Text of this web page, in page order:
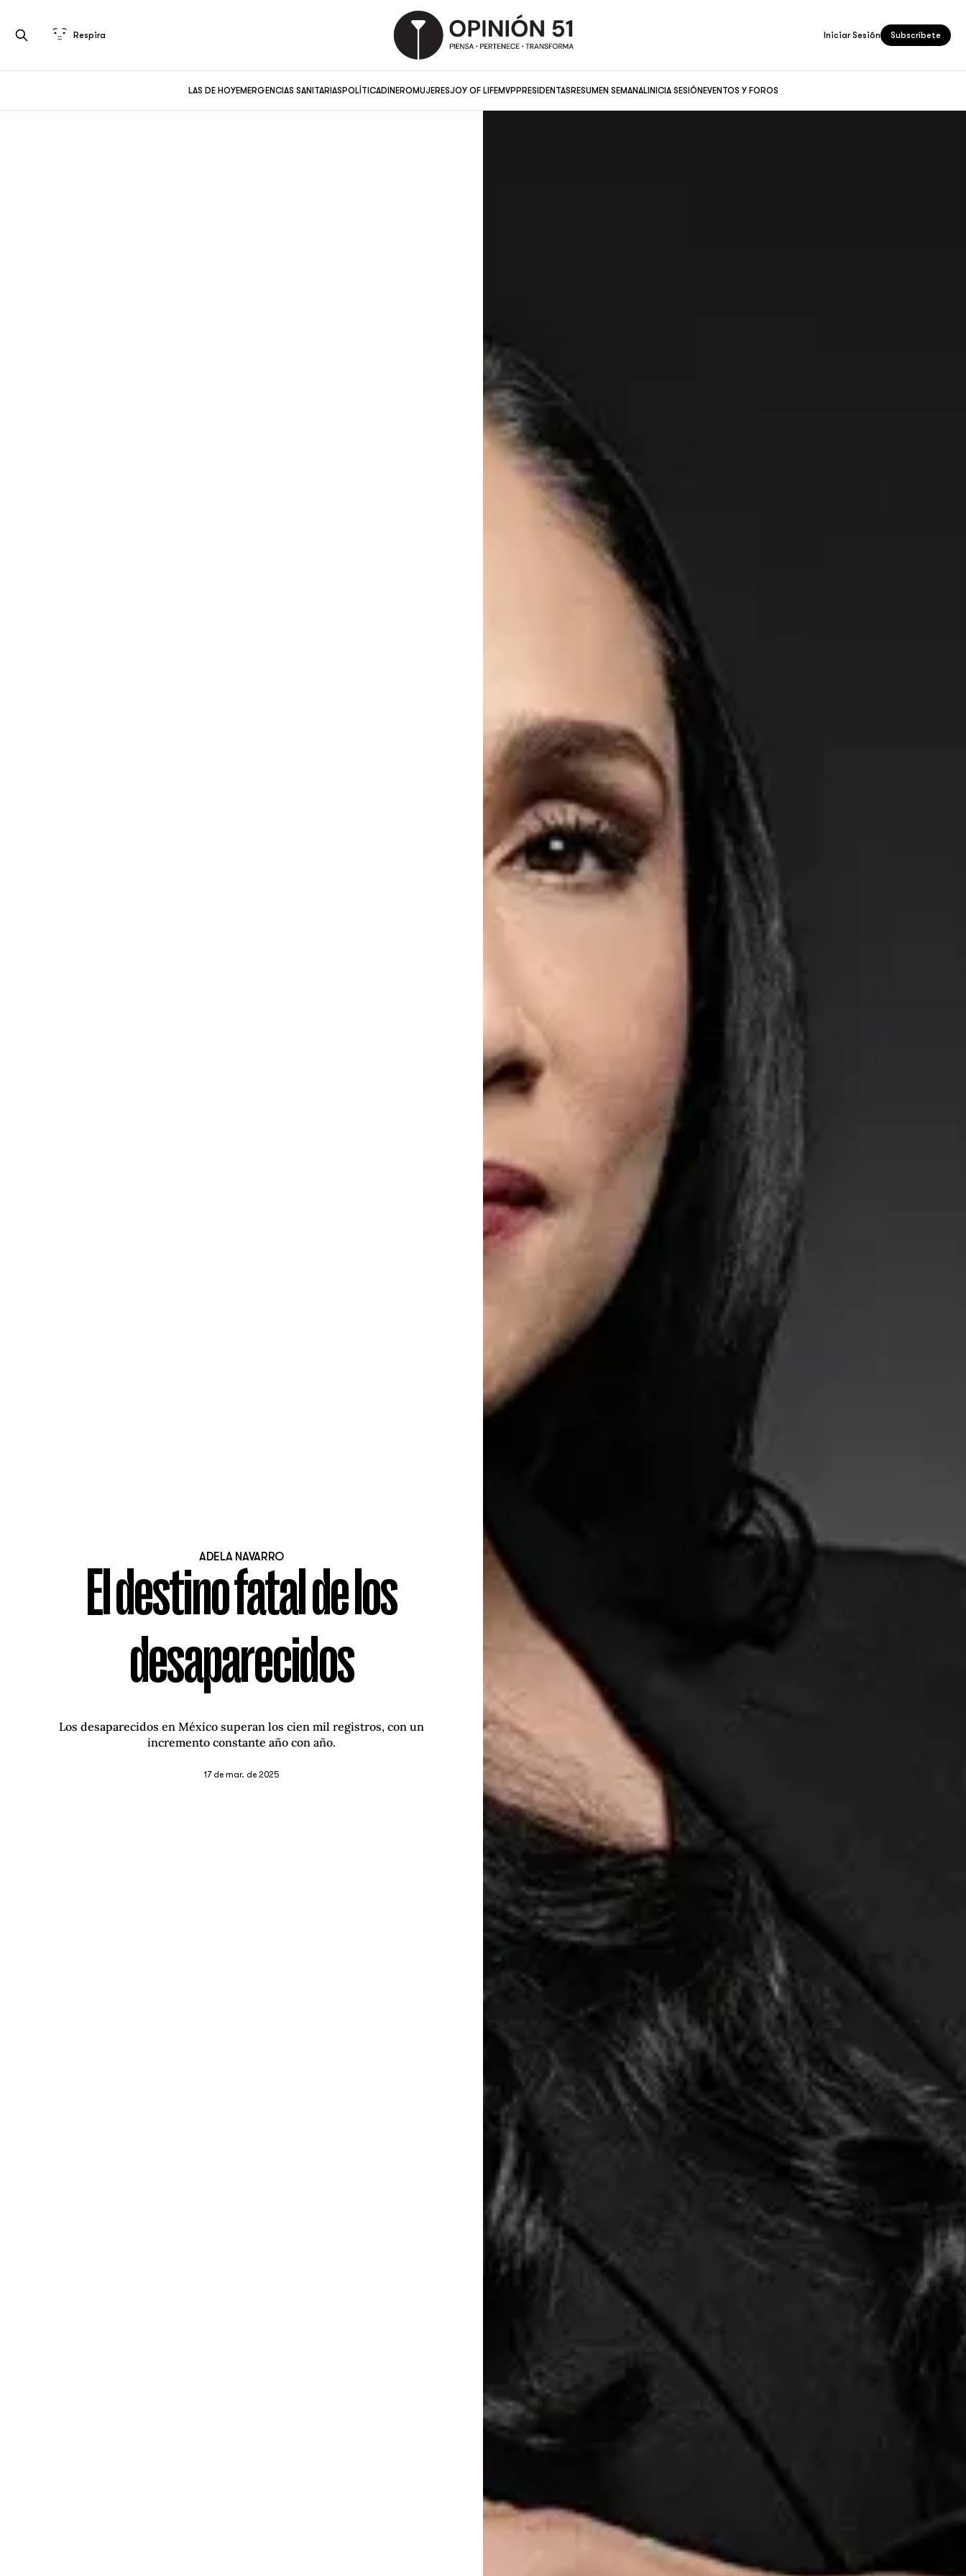
LAS DE HOYEMERGENCIAS SANITARIASPOLÍTICADINEROMUJERESJOY OF LIFEMVPPRESIDENTASRESUMEN SEMANALINICIA SESIÓNEVENTOS Y FOROS
Respira Iniciar Sesión Subscríbete
ADELA NAVARRO
El destino fatal de los
desaparecidos
Los desaparecidos en México superan los cien mil registros, con un
incremento constante año con año.
17 de mar. de 2025